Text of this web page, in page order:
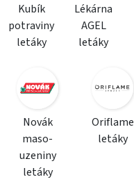
Kubík
potraviny
letáky
Lékárna
AGEL
letáky
Novák
maso-
uzeniny
letáky
Oriflame
letáky